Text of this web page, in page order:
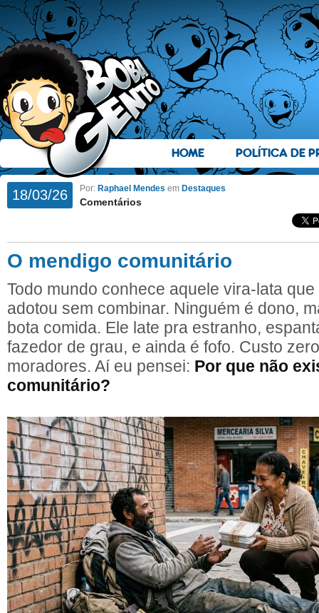
HOME POLÍTICA DE
18/03/26 Por: Raphael Mendes em Destaques
Comentários
O mendigo comunitário
Todo mundo conhece aquele vira-lata
adotou sem combinar. Ninguém é dono,
bota comida. Ele late pra estranho,
fazedor de grau, e ainda é fofo. Custo
moradores. Aí eu pensei: Por que não
comunitário?